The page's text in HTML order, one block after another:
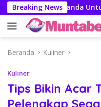
Langsung
ke
konten
Breaking News
Efek Berganda Untuk
Beranda Kuliner
Kuliner
Tips Bikin Acar
Pelengkap